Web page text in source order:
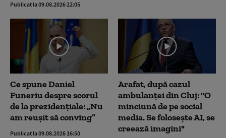
Publicat la 09.08.2026 22:05
Ce spune Daniel
Funeriu despre scorul
de la prezidențiale: „Nu
am reușit să conving”
Publicat la 09.08.2026 16:50
Arafat, după cazul
ambulanței din Cluj: "O
minciună de pe social
media. Se folosește AI, se
creează imagini"